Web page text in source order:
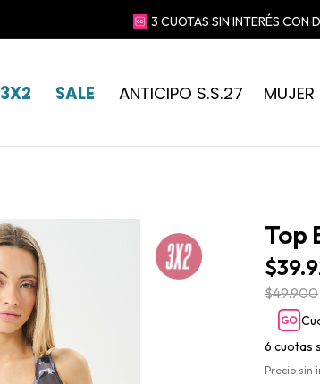
🚚 ENVÍO GRATIS EN COMPRAS SUPERIORES A $230.000
3X2 SALE ANTICIPO S.S.27 MUJER
Top
$49.900
6 cuotas
Precio sin